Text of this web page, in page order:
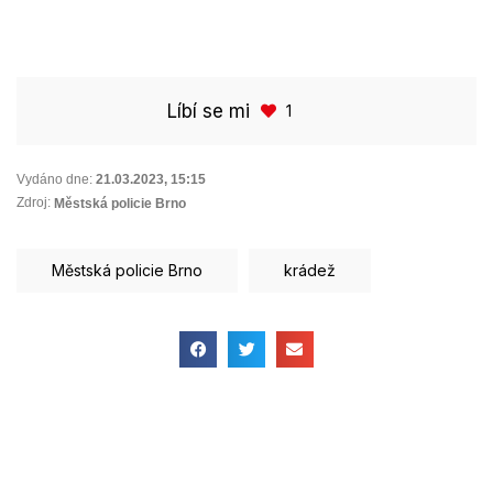
Líbí se mi 1
Vydáno dne: 21.03.2023, 15:15
Zdroj: Městská policie Brno
Městská policie Brno krádež